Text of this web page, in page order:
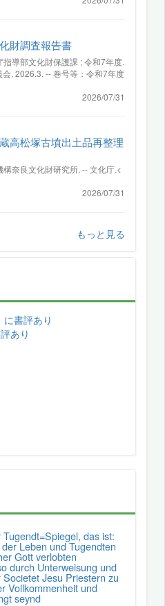
財調査報告書
導部文化財保護課 ; 令和7年度.
, 2026.3. -- 巻号等：令和7年度
2026/07/31
高松塚古墳出土品再整理
奈良文化財研究所. -- 文化庁.<
2026/07/31
もっと見る
に書評あり
あり
das ist:
Leben und Tugendten
Gott verlobten
durch Unterweisung und
Jesu Priestern zu
Vollkommenheit und
seynd